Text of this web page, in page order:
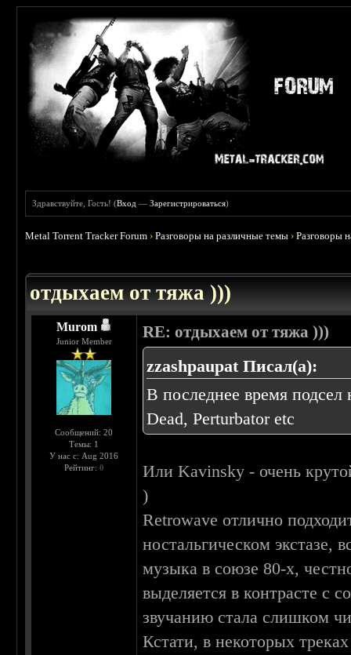
Здравствуйте, Гость! (Вход —Зарегистрироваться)
Metal Torrent Tracker Forum ›Разговоры на различные темы ›Разговоры
отдыхаем от тяжа )))
Murom
Junior Member
Сообщений: 20
Темы: 1
У нас с: Aug 2016
Рейтинг: 0
RE: отдыхаем от тяжа )))
zzashpaupat Писал(а):
В последнее время
Dead, Perturbator etc
Или Kavinsky - очень
)
Retrowave отлично
ностальгическом экстазе,
музыка в союзе 80-х,
выделяется в контрасте с
звучанию стала слишком
Кстати, в некоторых